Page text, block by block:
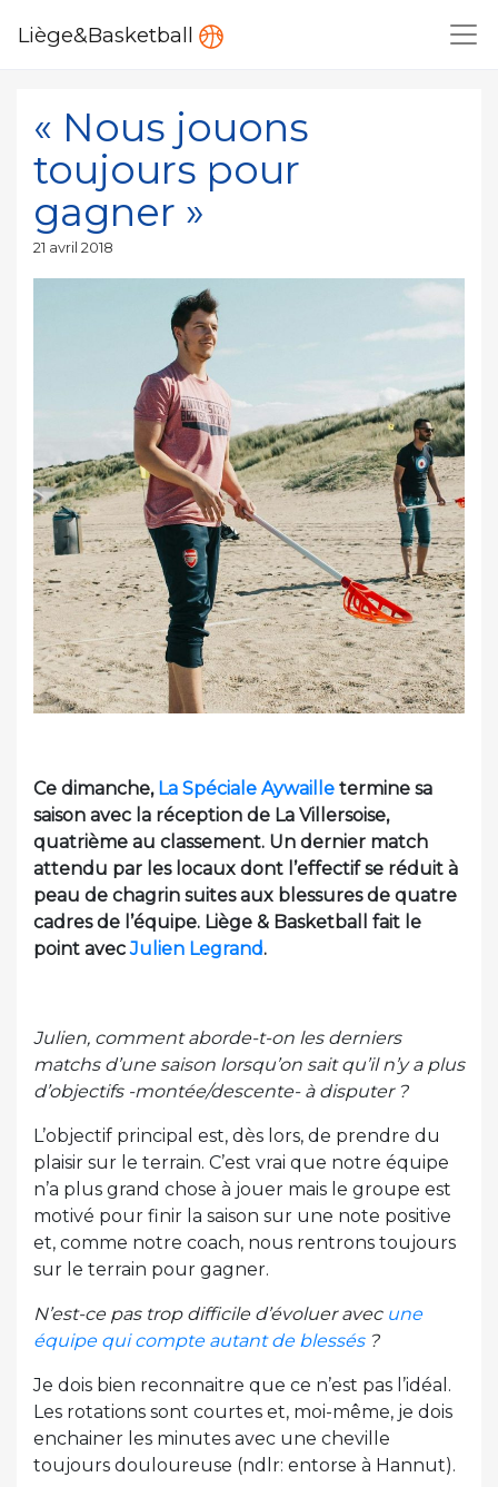
Liège&Basketball
« Nous jouons
toujours pour
gagner »
Publié
21 avril 2018
Ce dimanche, La Spéciale Aywaille termine sa
saison avec la réception de La Villersoise,
quatrième au classement. Un dernier match
attendu par les locaux dont l’effectif se réduit à
peau de chagrin suites aux blessures de quatre
cadres de l’équipe. Liège & Basketball fait le
point avecJulien Legrand.
Julien, comment aborde-t-on les derniers
matchs d’une saison lorsqu’on sait qu’il n’y a plus
d’objectifs -montée/descente- à disputer ?
L’objectif principal est, dès lors, de prendre du
plaisir sur le terrain. C’est vrai que notre équipe
n’a plus grand chose à jouer mais le groupe est
motivé pour finir la saison sur une note positive
et, comme notre coach, nous rentrons toujours
sur le terrain pour gagner.
N’est-ce pas trop difficile d’évoluer avec une
équipe qui compte autant de blessés?
Je dois bien reconnaitre que ce n’est pas l’idéal.
Les rotations sont courtes et, moi-même, je dois
enchainer les minutes avec une cheville
toujours douloureuse (ndlr: entorse à Hannut).